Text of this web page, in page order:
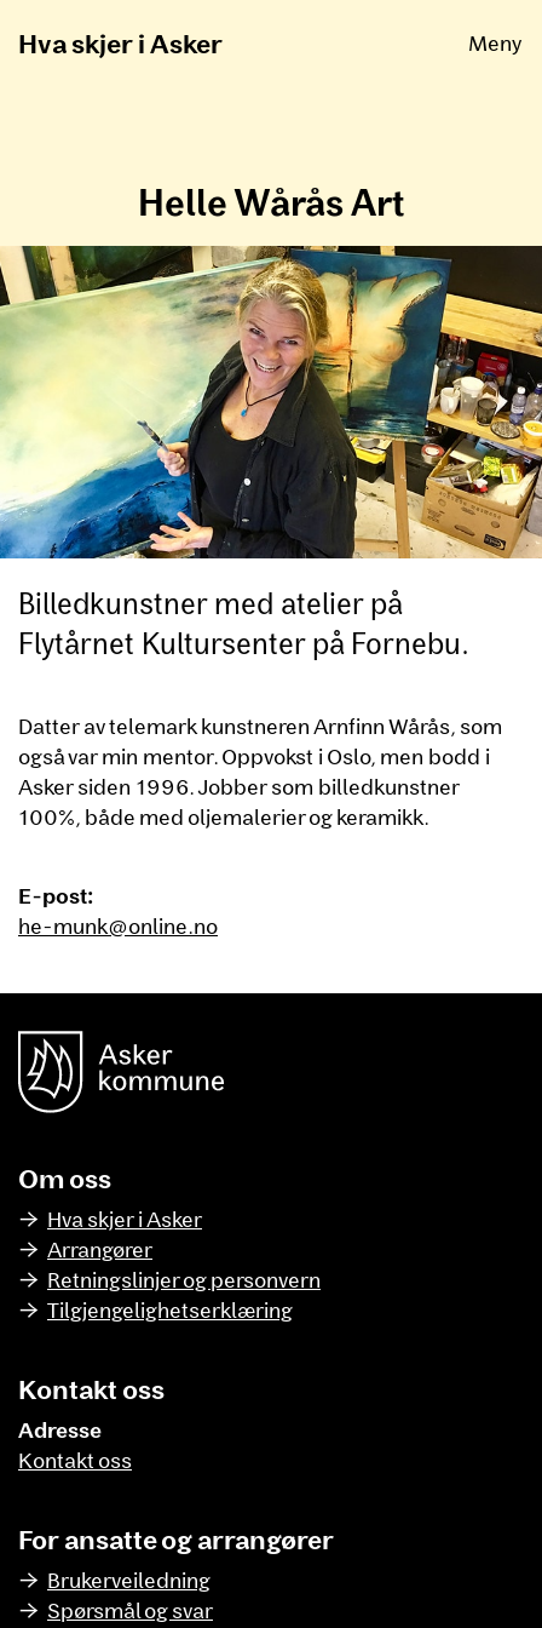
Hva skjer i Asker Meny
Helle Wårås Art
Billedkunstner med atelier på
Flytårnet Kultursenter på Fornebu.
Datter av telemark kunstneren Arnfinn Wårås, som
også var min mentor. Oppvokst i Oslo, men bodd i
Asker siden 1996. Jobber som billedkunstner
100%, både med oljemalerier og keramikk.
E-post:
he-munk@online.no
Om oss
Hva skjer i Asker
Arrangører
Retningslinjer og personvern
Tilgjengelighetserklæring
Kontakt oss
Adresse
Kontakt oss
For ansatte og arrangører
Brukerveiledning
Spørsmål og svar